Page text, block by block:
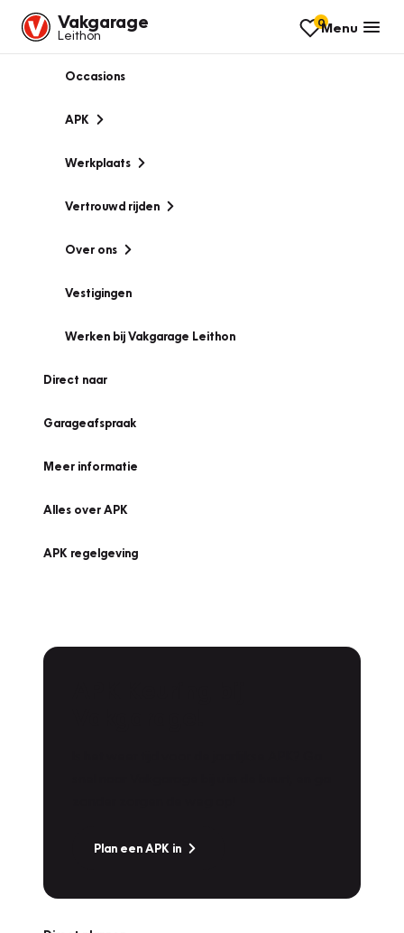
Vakgarage
Leithon
0Menu
Occasions
APK
Werkplaats
Vertrouwd rijden
Over ons
Vestigingen
Werken bij Vakgarage Leithon
Direct naar
Garageafspraak
Meer informatie
Alles over APK
APK regelgeving
Plan een APK in